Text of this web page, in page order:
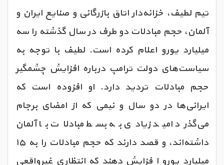
تیم لطیف، خزانه‌دار اتاق بازرگانی و صنایع ایران و
آلمان، حجم مبادلات دو طرف در سال گذشته را سه
میلیارد یورو اعلام کرده است. لطیف با توجه به
سیاست‌های دولت ترامپ درباره افزایش چشمگیر
حجم مبادلات تردید دارد. او افزوده است که
ایرانی‌ها در دو سال و نیمی که از امضای برجام
می‌گذرد امید زیادی به بسط مبادلات با آلمان
داشته‌اند، و قصد دارند که حجم مبادلات را به ۱۵
میلیارد یورو ا فزایش دهند که انتظاری غیرواقعی